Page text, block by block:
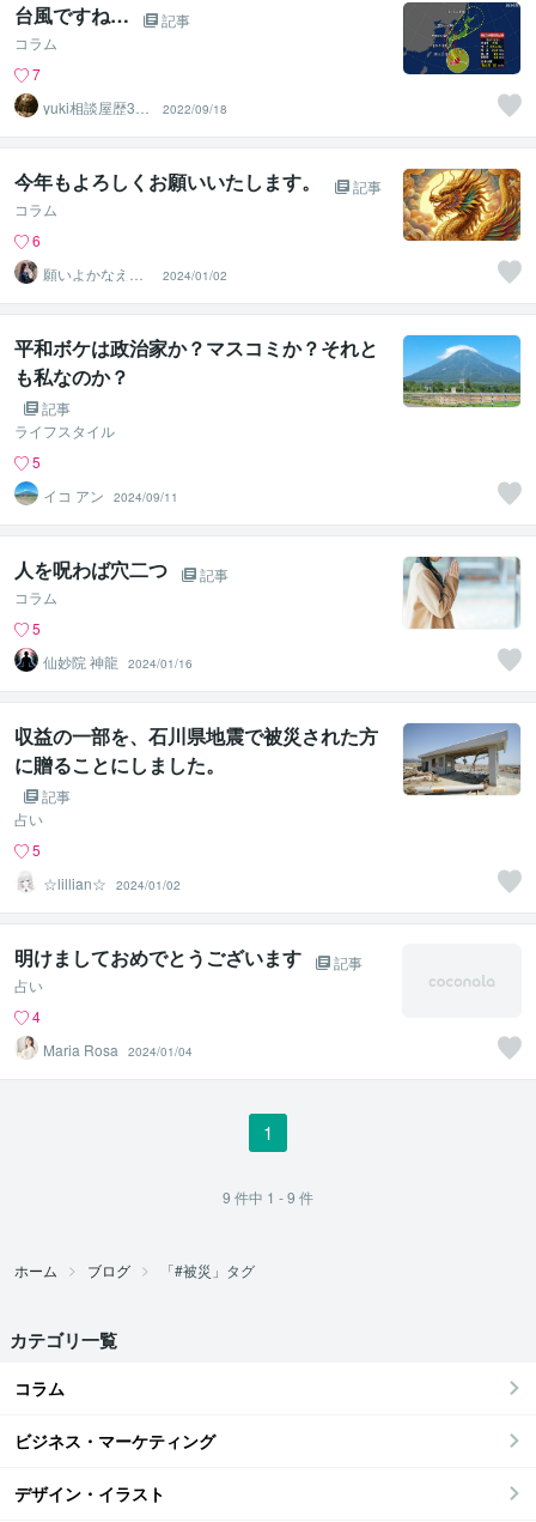
台風ですね…
記事
コラム
7
yuki相談屋歴30
年
2022/09/18
今年もよろしくお願いいたします。
記事
コラム
6
願いよかなえ～
ゆりか～
2024/01/02
平和ボケは政治家か？マスコミか？それと
も私なのか？
記事
ライフスタイル
5
イコ アン
2024/09/11
人を呪わば穴二つ
記事
コラム
5
仙妙院 神龍
2024/01/16
収益の一部を、石川県地震で被災された方
に贈ることにしました。
記事
占い
5
☆lillian☆
2024/01/02
明けましておめでとうございます
記事
占い
4
Maria Rosa
2024/01/04
1
9 件中 1 - 9 件
ホーム ブログ 「#被災」タグ
カテゴリ一覧
コラム
ビジネス・マーケティング
デザイン・イラスト